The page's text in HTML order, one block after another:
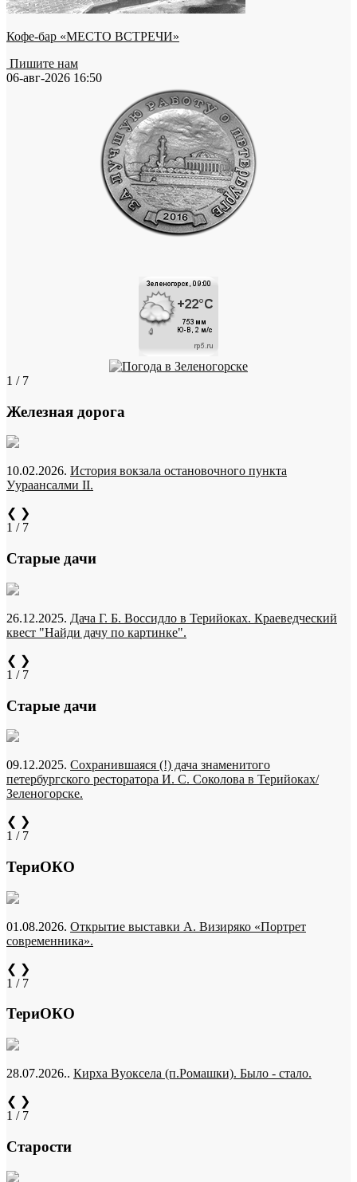
Кофе-бар «МЕСТО ВСТРЕЧИ»
Пишите нам
06-авг-2026 16:50
1 / 7
Железная дорога
10.02.2026. История вокзала остановочного пункта
Уураансалми II.
❮ ❯
1 / 7
Старые дачи
26.12.2025. Дача Г. Б. Воссидло в Терийоках. Краеведческий
квест "Найди дачу по картинке".
❮ ❯
1 / 7
Старые дачи
09.12.2025. Сохранившаяся (!) дача знаменитого
петербургского ресторатора И. С. Соколова в Терийоках/
Зеленогорске.
❮ ❯
1 / 7
ТериОКО
01.08.2026. Открытие выставки А. Визиряко «Портрет
современника».
❮ ❯
1 / 7
ТериОКО
28.07.2026.. Кирха Вуоксела (п.Ромашки). Было - стало.
❮ ❯
1 / 7
Старости